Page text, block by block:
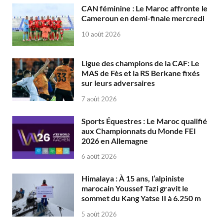
CAN féminine : Le Maroc affronte le
Cameroun en demi-finale mercredi
10 août 2026
Ligue des champions de la CAF: Le
MAS de Fès et la RS Berkane fixés
sur leurs adversaires
7 août 2026
Sports Équestres : Le Maroc qualifié
aux Championnats du Monde FEI
2026 en Allemagne
6 août 2026
Himalaya : À 15 ans, l’alpiniste
marocain Youssef Tazi gravit le
sommet du Kang Yatse II à 6.250 m
5 août 2026